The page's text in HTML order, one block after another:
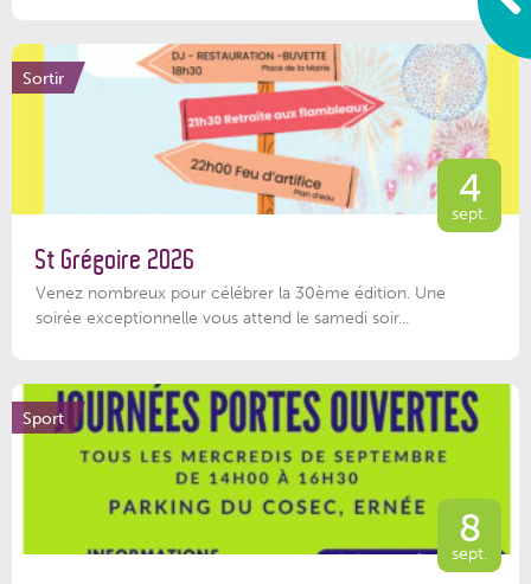
Sortir
4
sept.
St Grégoire 2026
Venez nombreux pour célébrer la 30ème édition. Une
soirée exceptionnelle vous attend le samedi soir...
Sport
8
sept.